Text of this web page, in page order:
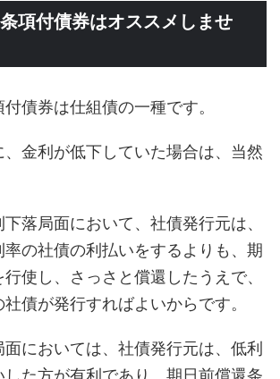
項付債券はオススメしませ
債券は仕組債の一種です。
金利が低下していた場合は、当然
落局面において、社債発行元は、
率の社債の利払いをするよりも、期
使し、さっさと償還したうえで、
債が発行すればよいからです。
においては、社債発行元は、低利
た方が有利であり、期日前償還条